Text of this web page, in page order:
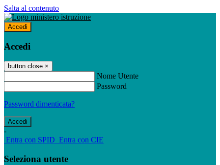
Salta al contenuto
Accedi
Accedi
button close ×
Nome Utente
Password
Password dimenticata?
-
Entra con SPID Entra con CIE
Seleziona utente